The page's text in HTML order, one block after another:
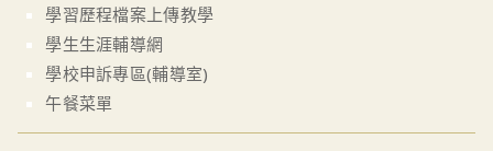
學習歷程檔案上傳教學
學生生涯輔導網
學校申訴專區(輔導室)
午餐菜單